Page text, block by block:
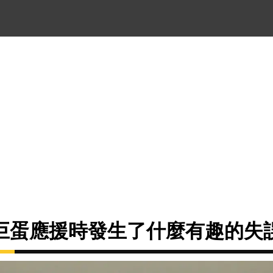
蛋應援時發生了什麼有趣的失